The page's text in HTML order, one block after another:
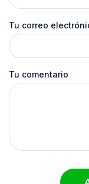
Tu correo
Tu comentario